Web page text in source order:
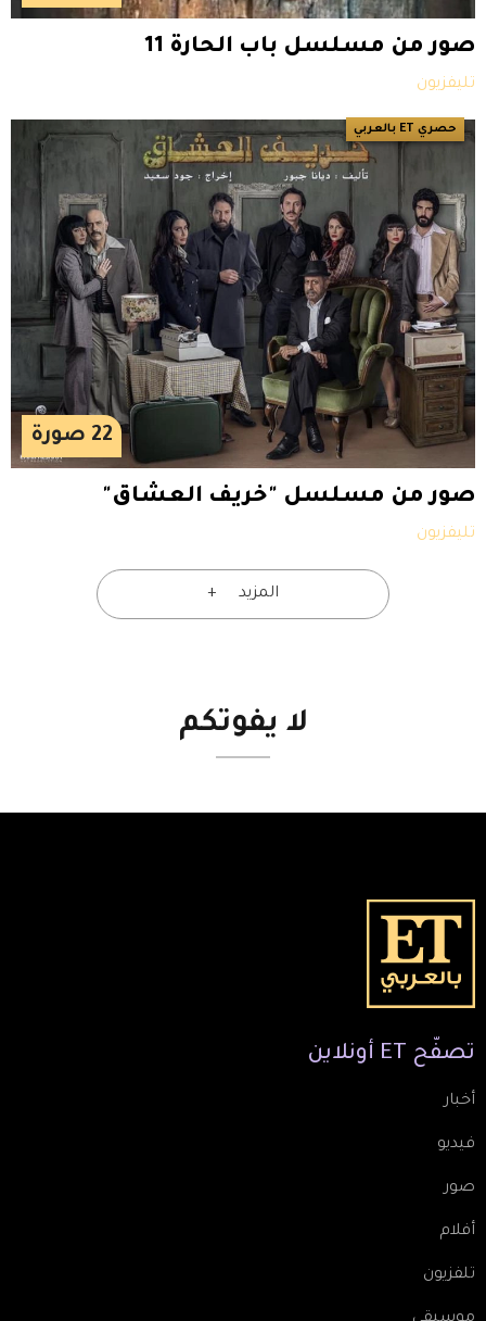
صور من مسلسل باب الحارة 11
تليفزيون
22 صورة
حصري ET بالعربي
صور من مسلسل "خريف العشاق"
تليفزيون
المزيد
لا يفوتكم
تصفّح ET أونلاين
أخبار
فيديو
صور
أفلام
تلفزيون